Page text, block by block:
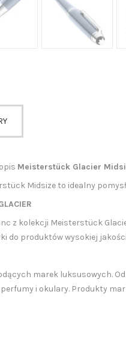
Meisterstück Glacier
Midsizeto idealny
z kolekcji Meisterstück
do produktów wysokiej
marek luksusowych.
i okulary. Produkty